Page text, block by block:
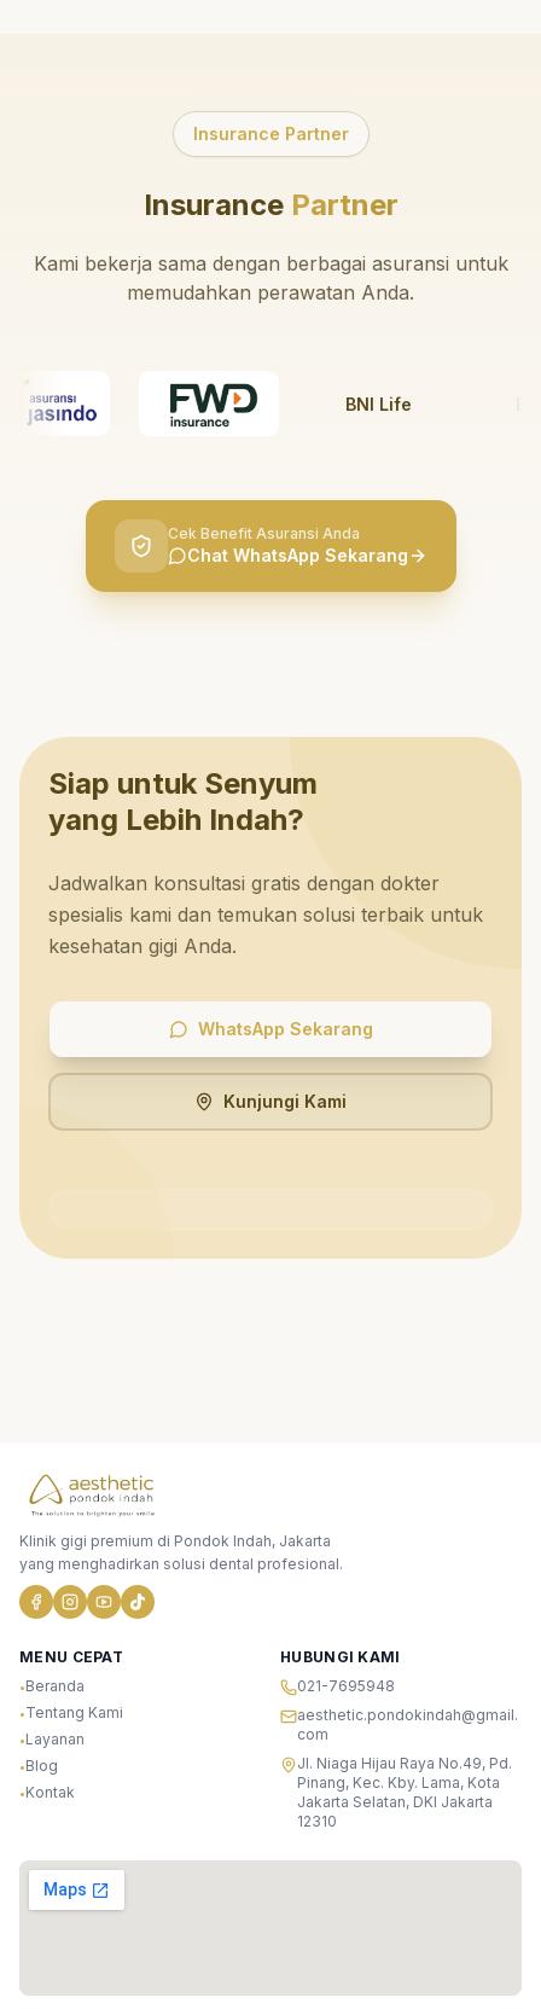
Insurance Partner
InsurancePartner
Kami bekerja sama dengan berbagai asuransi untuk
memudahkan perawatan Anda.
BNI Life
Cek Benefit Asuransi Anda
Chat WhatsApp Sekarang
Siap untuk Senyum
yang Lebih Indah?
Jadwalkan konsultasi gratis dengan dokter
spesialis kami dan temukan solusi terbaik untuk
kesehatan gigi Anda.
WhatsApp Sekarang
Kunjungi Kami
Klinik gigi premium di Pondok Indah, Jakarta
yang menghadirkan solusi dental profesional.
MENU CEPAT
•Beranda
•Tentang Kami
•Layanan
•Blog
•Kontak
HUBUNGI KAMI
021-7695948
aesthetic.pondokindah@gmail.
com
Jl. Niaga Hijau Raya No.49, Pd.
Pinang, Kec. Kby. Lama, Kota
Jakarta Selatan, DKI Jakarta
12310